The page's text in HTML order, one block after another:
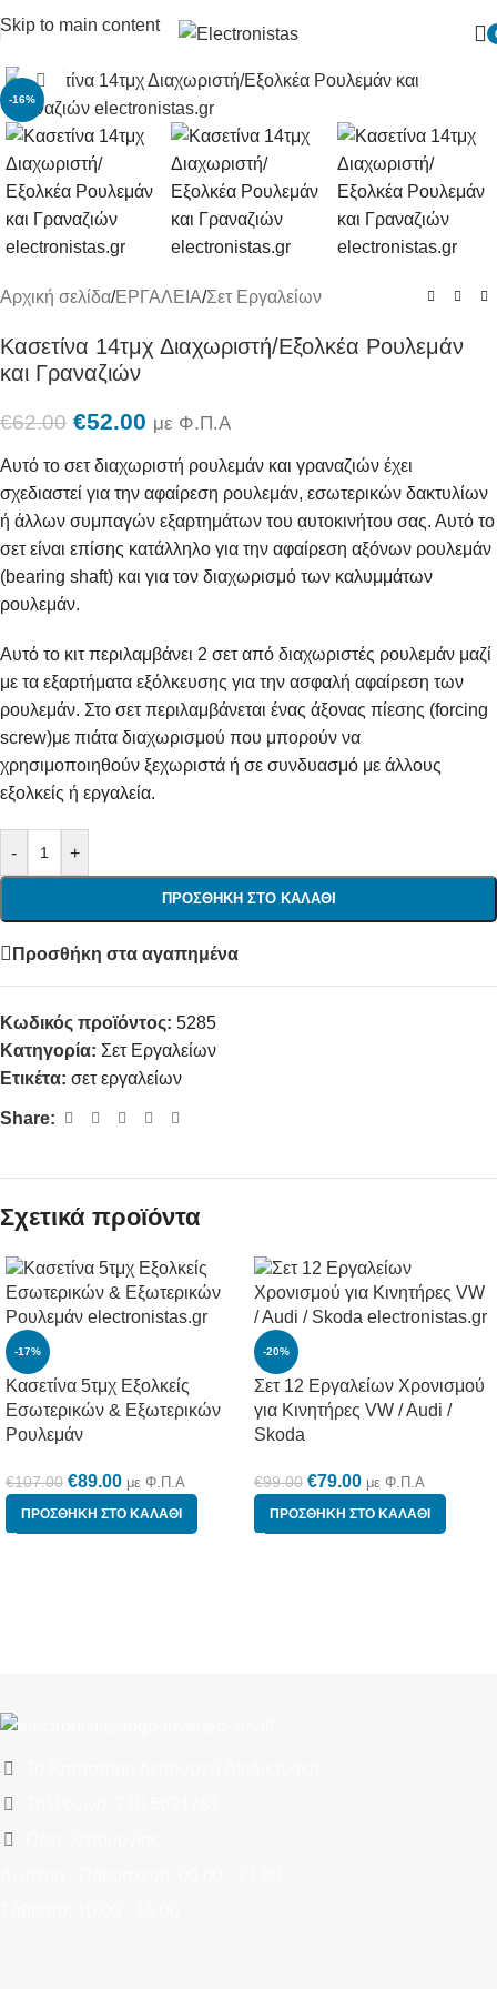
Skip to main content
-16%
Πατήστε για μεγένθυση
Αρχική σελίδα/ΕΡΓΑΛΕΙΑ/Σετ Εργαλείων
Κασετίνα 14τμχ Διαχωριστή/Εξολκέα Ρουλεμάν
και Γραναζιών
€62.00 €52.00 με Φ.Π.Α
Αυτό το σετ διαχωριστή ρουλεμάν και γραναζιών έχει
σχεδιαστεί για την αφαίρεση ρουλεμάν, εσωτερικών δακτυλίων
ή άλλων συμπαγών εξαρτημάτων του αυτοκινήτου σας. Αυτό το
σετ είναι επίσης κατάλληλο για την αφαίρεση αξόνων ρουλεμάν
(bearing shaft) και για τον διαχωρισμό των καλυμμάτων
ρουλεμάν.
Αυτό το κιτ περιλαμβάνει 2 σετ από διαχωριστές ρουλεμάν μαζί
με τα εξαρτήματα εξόλκευσης για την ασφαλή αφαίρεση των
ρουλεμάν. Στο σετ περιλαμβάνεται ένας άξονας πίεσης (forcing
screw)με πιάτα διαχωρισμού που μπορούν να
χρησιμοποιηθούν ξεχωριστά ή σε συνδυασμό με άλλους
εξολκείς ή εργαλεία.
- +
ΠΡΟΣΘΉΚΗ ΣΤΟ ΚΑΛΆΘΙ
Προσθήκη στα αγαπημένα
Κωδικός προϊόντος: 5285
Κατηγορία: Σετ Εργαλείων
Ετικέτα: σετ εργαλείων
Share:
Σχετικά προϊόντα
-17%
Κασετίνα 5τμχ Εξολκείς
Εσωτερικών & Εξωτερικών
Ρουλεμάν
€107.00 €89.00 με Φ.Π.Α
ΠΡΟΣΘΉΚΗ ΣΤΟ ΚΑΛΆΘΙ
-20%
Σετ 12 Εργαλείων Χρονισμού
για Κινητήρες VW / Audi /
Skoda
€99.00 €79.00 με Φ.Π.Α
ΠΡΟΣΘΉΚΗ ΣΤΟ ΚΑΛΆΘΙ